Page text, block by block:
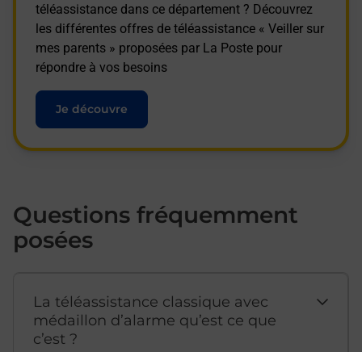
téléassistance dans ce département ? Découvrez
les différentes offres de téléassistance « Veiller sur
mes parents » proposées par La Poste pour
répondre à vos besoins
Je découvre
Questions fréquemment
posées
La téléassistance classique avec
médaillon d’alarme qu’est ce que
c’est ?